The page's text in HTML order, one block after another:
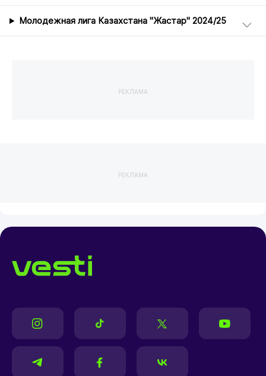
Молодежная лига Казахстана "Жастар" 2024/25
РЕКЛАМА
РЕКЛАМА